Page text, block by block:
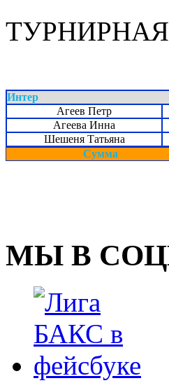
Интер
Агеев Петр
Агеева Инна
Шешеня Татьяна
Сумма
МЫ В